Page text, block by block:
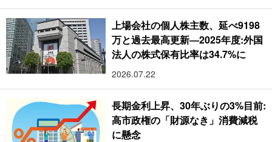
上場会社の個人株主数、延べ9198
万と過去最高更新―2025年度:外国
法人の株式保有比率は34.7%に
2026.07.22
長期金利上昇、30年ぶりの3%目前:
高市政権の「財源なき」消費減税
に懸念